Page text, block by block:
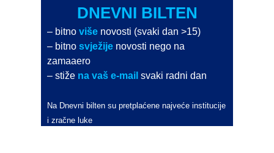
DNEVNI BILTEN
– bitnoviše novosti (svaki dan >15)
– bitnosvježije novosti nego na
zamaaero
– stiže na vaš e-mail svaki radni dan
Na Dnevni bilten su pretplaćene najveće institucije
i zračne luke